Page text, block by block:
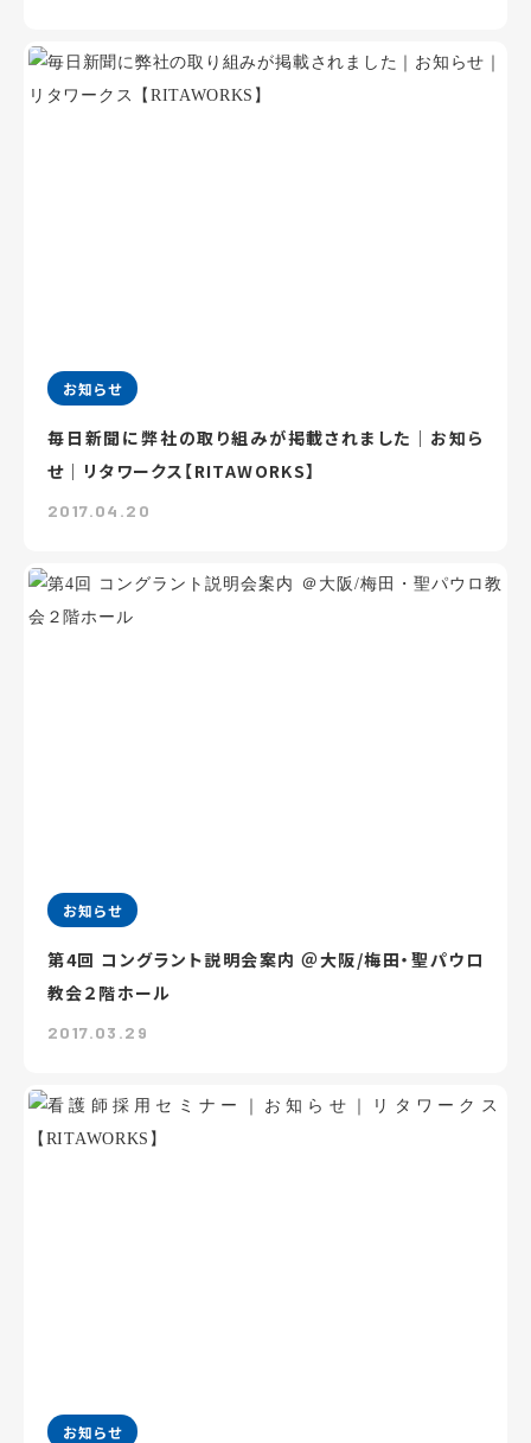
お知らせ
毎日新聞に弊社の取り組みが掲載されました｜お知ら
せ｜リタワークス【RITAWORKS】
2017.04.20
お知らせ
第4回 コングラント説明会案内 ＠大阪/梅田・聖パウロ
教会２階ホール
2017.03.29
お知らせ